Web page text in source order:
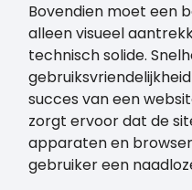
Bovendien moet een
alleen visueel
technisch solide.
succes van een
zorgt ervoor dat de
apparaten en
gebruiker een